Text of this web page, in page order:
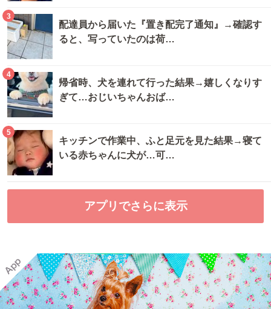
3
配達員から届いた『置き配完了通知』→確認す
ると、写っていたのは荷…
4
帰省時、犬を連れて行った結果→嬉しくなりす
ぎて…おじいちゃんおば…
5
キッチンで作業中、ふと足元を見た結果→寝て
いる赤ちゃんに犬が…可…
アプリでさらに表示